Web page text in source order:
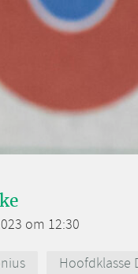
om 12:30
Hoofdklasse